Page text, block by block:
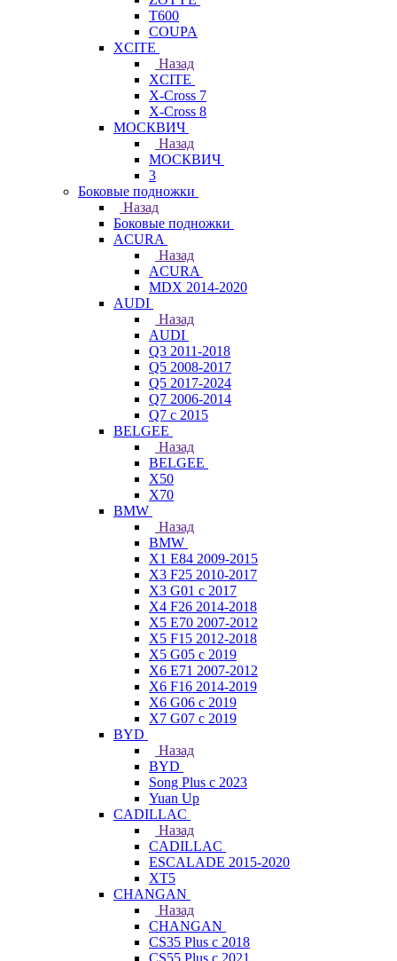
T600
COUPA
XCITE
Назад
XCITE
X-Cross 7
X-Cross 8
МОСКВИЧ
Назад
МОСКВИЧ
3
Боковые подножки
Назад
Боковые подножки
ACURA
Назад
ACURA
MDX 2014-2020
AUDI
Назад
AUDI
Q3 2011-2018
Q5 2008-2017
Q5 2017-2024
Q7 2006-2014
Q7 с 2015
BELGEE
Назад
BELGEE
X50
X70
BMW
Назад
BMW
X1 E84 2009-2015
X3 F25 2010-2017
X3 G01 с 2017
X4 F26 2014-2018
X5 E70 2007-2012
X5 F15 2012-2018
X5 G05 с 2019
X6 E71 2007-2012
X6 F16 2014-2019
X6 G06 с 2019
X7 G07 с 2019
BYD
Назад
BYD
Song Plus с 2023
Yuan Up
CADILLAC
Назад
CADILLAC
ESСALADE 2015-2020
XT5
CHANGAN
Назад
CHANGAN
CS35 Plus с 2018
CS55 Plus с 2021